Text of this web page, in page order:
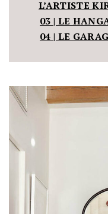
L’ARTISTE
03 | LE
04 | LE